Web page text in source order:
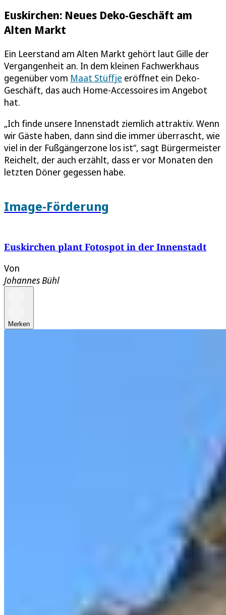
Euskirchen: Neues Deko-Geschäft am
Alten Markt
Ein Leerstand am Alten Markt gehört laut Gille der
Vergangenheit an. In dem kleinen Fachwerkhaus
gegenüber vom Maat Stüffje eröffnet ein Deko-
Geschäft, das auch Home-Accessoires im Angebot
hat.
„Ich finde unsere Innenstadt ziemlich attraktiv. Wenn
wir Gäste haben, dann sind die immer überrascht, wie
viel in der Fußgängerzone los ist“, sagt Bürgermeister
Reichelt, der auch erzählt, dass er vor Monaten den
letzten Döner gegessen habe.
Image-Förderung
Euskirchen plant Fotospot in der Innenstadt
Von
Johannes Bühl
Merken